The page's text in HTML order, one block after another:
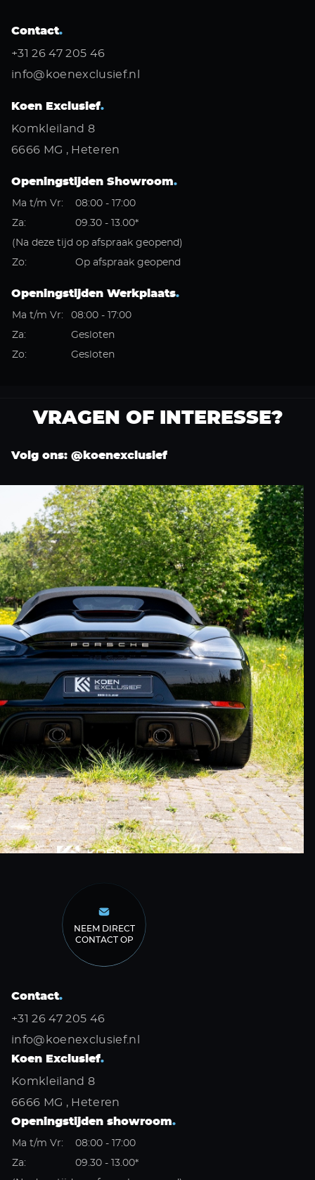
Contact.
+31 26 47 205 46
info@koenexclusief.nl
Koen Exclusief.
Komkleiland 8
6666 MG , Heteren
Openingstijden Showroom.
Ma t/m Vr:
08:00 - 17:00
Za:
09.30 - 13.00*
(Na deze tijd op afspraak geopend)
Zo:
Op afspraak geopend
Openingstijden Werkplaats.
Ma t/m Vr:
08:00 - 17:00
Za:
Gesloten
Zo:
Gesloten
VRAGEN OF INTERESSE?
Volg ons: @koenexclusief
NEEM DIRECT
CONTACT OP
Contact.
+31 26 47 205 46
info@koenexclusief.nl
Koen Exclusief.
Komkleiland 8
6666 MG , Heteren
Openingstijden showroom.
Ma t/m Vr:
08:00 - 17:00
Za:
09.30 - 13.00*